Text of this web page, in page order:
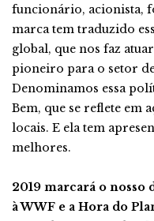
funcionário, acionista,
marca tem traduzido
global, que nos faz
pioneiro para o setor
Denominamos essa
Bem, que se reflete em
locais. E ela tem
melhores.
2019 marcará o
à WWF e a Hora do